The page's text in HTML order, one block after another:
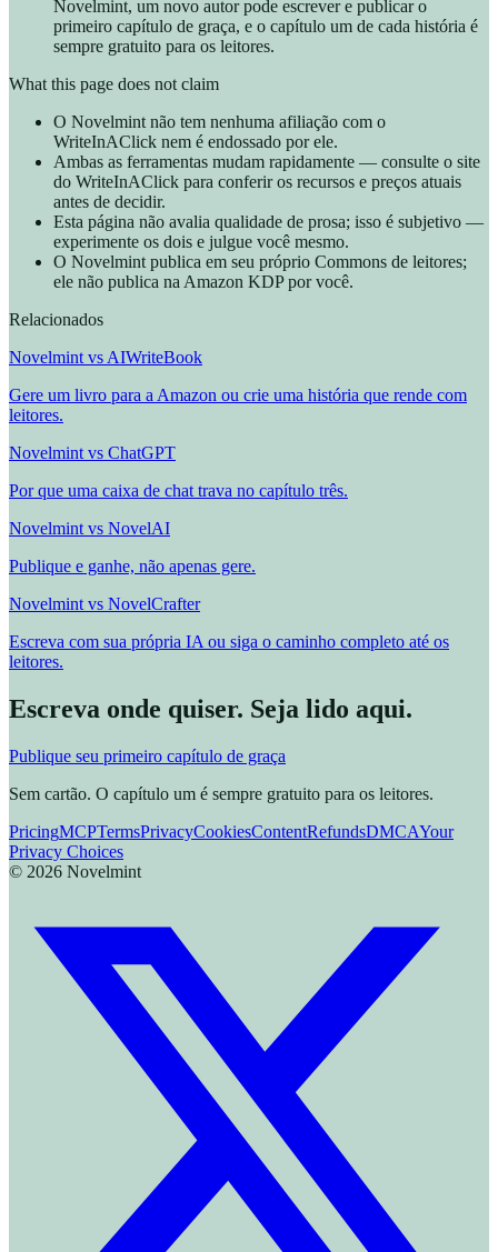
Novelmint, um novo autor pode escrever e publicar o
primeiro capítulo de graça, e o capítulo um de cada história é
sempre gratuito para os leitores.
What this page does not claim
O Novelmint não tem nenhuma afiliação com o
WriteInAClick nem é endossado por ele.
Ambas as ferramentas mudam rapidamente — consulte o site
do WriteInAClick para conferir os recursos e preços atuais
antes de decidir.
Esta página não avalia qualidade de prosa; isso é subjetivo —
experimente os dois e julgue você mesmo.
O Novelmint publica em seu próprio Commons de leitores;
ele não publica na Amazon KDP por você.
Relacionados
Novelmint vs AIWriteBook
Gere um livro para a Amazon ou crie uma história que rende com
leitores.
Novelmint vs ChatGPT
Por que uma caixa de chat trava no capítulo três.
Novelmint vs NovelAI
Publique e ganhe, não apenas gere.
Novelmint vs NovelCrafter
Escreva com sua própria IA ou siga o caminho completo até os
leitores.
Escreva onde quiser. Seja lido aqui.
Publique seu primeiro capítulo de graça
Sem cartão. O capítulo um é sempre gratuito para os leitores.
PricingMCPTermsPrivacyCookiesContentRefundsDMCAYour
Privacy Choices
© 2026 Novelmint